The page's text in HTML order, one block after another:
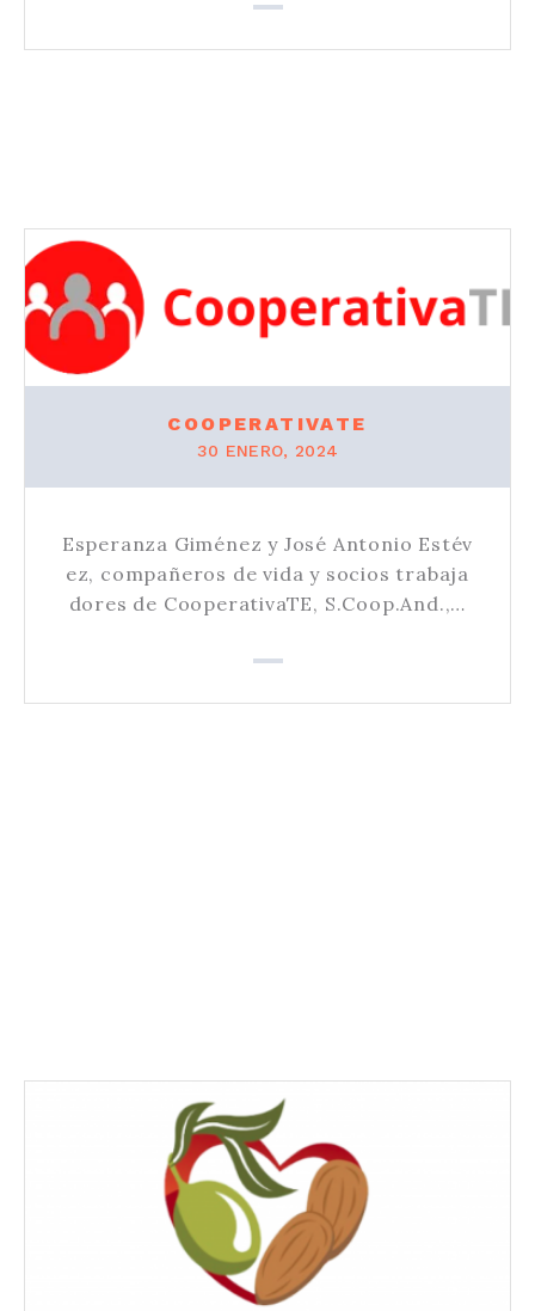
COOPERATIVATE
30 ENERO, 2024
Esperanza Giménez y José Antonio Estév
ez, compañeros de vida y socios trabaja
dores de CooperativaTE, S.Coop.And.,…